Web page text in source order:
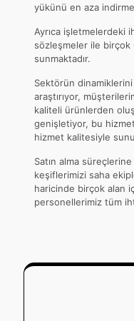
yükünü en aza
Ayrıca işletmelerdeki
sözleşmeler ile
sunmaktadır.
Sektörün
araştırıyor,
kaliteli ürünlerden
genişletiyor, bu
hizmet kalitesiyle
Satın alma süreçlerine
keşiflerimizi saha
haricinde birçok alan
personellerimiz tüm